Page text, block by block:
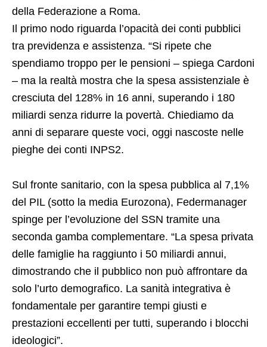
della Federazione a Roma.
Il primo nodo riguarda l’opacità dei conti pubblici
tra previdenza e assistenza. “Si ripete che
spendiamo troppo per le pensioni – spiega Cardoni
– ma la realtà mostra che la spesa assistenziale è
cresciuta del 128% in 16 anni, superando i 180
miliardi senza ridurre la povertà. Chiediamo da
anni di separare queste voci, oggi nascoste nelle
pieghe dei conti INPS2.
Sul fronte sanitario, con la spesa pubblica al 7,1%
del PIL (sotto la media Eurozona), Federmanager
spinge per l’evoluzione del SSN tramite una
seconda gamba complementare. “La spesa privata
delle famiglie ha raggiunto i 50 miliardi annui,
dimostrando che il pubblico non può affrontare da
solo l’urto demografico. La sanità integrativa è
fondamentale per garantire tempi giusti e
prestazioni eccellenti per tutti, superando i blocchi
ideologici”.